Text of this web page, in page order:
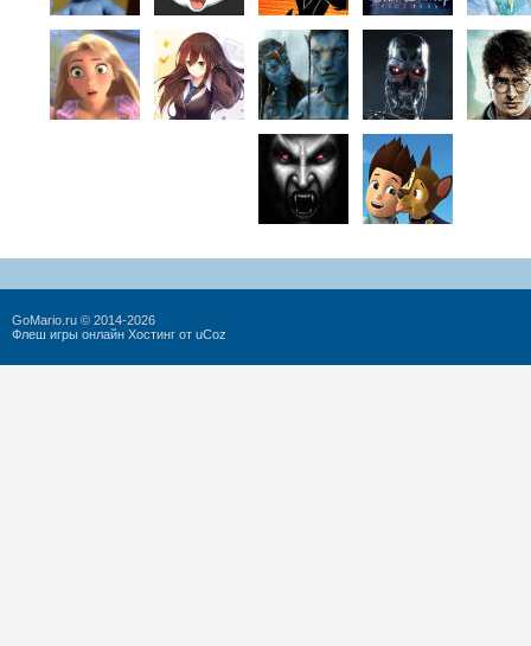
GoMario.ru © 2014-2026
Флеш игры онлайн Хостинг от uCoz